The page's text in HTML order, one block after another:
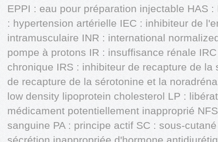
EPPI : eau pour préparation injectable HAS :
: hypertension artérielle IEC : inhibiteur de
intramusculaire INR : international
pompe à protons IR : insuffisance rénale
chronique IRS : inhibiteur de recapture de la
de recapture de la sérotonine et la
low density lipoprotein cholesterol LP :
médicament potentiellement inapproprié
sanguine PA : principe actif SC : sous-